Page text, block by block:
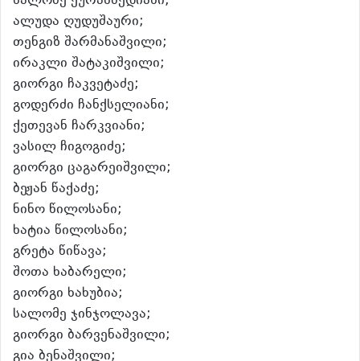
ალუდა ღუდუშაური;
თენგიზ შარმანაშვილი;
ირაკლი შატაკიშვილი;
გიორგი ჩაკვეტაძე;
გოდერძი ჩანქსელიანი;
ქეთევან ჩარკვიანი;
ვასილ ჩიგოგიძე;
გიორგი ცაგარეიშვილი;
ბეჟან წაქაძე;
ნინო წილოსანი;
ხატია წილოსანი;
გრეტა წიწავა;
შოთა ხაბარელი;
გიორგი ხახუბია;
სალომე ჯინჯოლავა;
გიორგი ბარვენაშვილი;
გია ბენაშვილი;